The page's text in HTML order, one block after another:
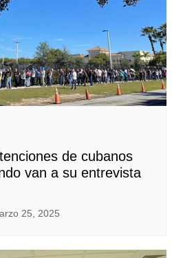
de cubanos
van a su entrevista
25, 2025